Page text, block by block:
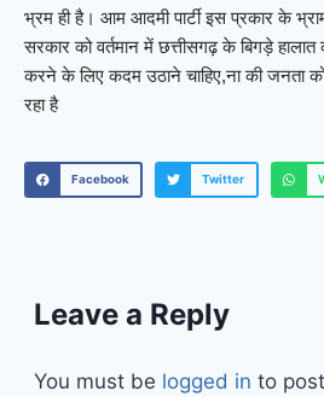
भ्रम ही है। आम आदमी पार्टी इस प्रकार के
सरकार को वर्तमान में छत्तीसगढ़ के बिगड़े
करने के लिए कदम उठाने चाहिए,ना की जनता
रहा है
Facebook Twitter
Leave a Reply
You must be logged in to